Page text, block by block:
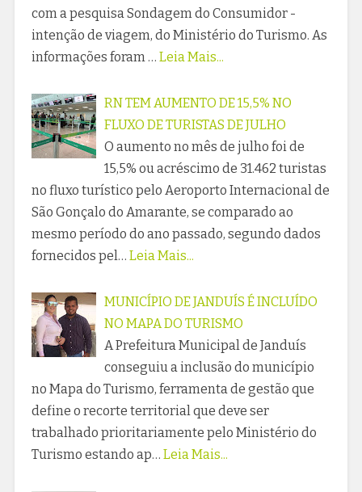
com a pesquisa Sondagem do Consumidor -
intenção de viagem, do Ministério do Turismo. As
informações foram … Leia Mais...
RN TEM AUMENTO DE 15,5% NO
FLUXO DE TURISTAS DE JULHO
O aumento no mês de julho foi de
15,5% ou acréscimo de 31.462 turistas
no fluxo turístico pelo Aeroporto Internacional de
São Gonçalo do Amarante, se comparado ao
mesmo período do ano passado, segundo dados
fornecidos pel… Leia Mais...
MUNICÍPIO DE JANDUÍS É INCLUÍDO
NO MAPA DO TURISMO
A Prefeitura Municipal de Janduís
conseguiu a inclusão do município
no Mapa do Turismo, ferramenta de gestão que
define o recorte territorial que deve ser
trabalhado prioritariamente pelo Ministério do
Turismo estando ap… Leia Mais...